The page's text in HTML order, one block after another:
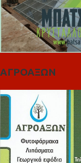
ΑΓΡΟΑΞΩΝ